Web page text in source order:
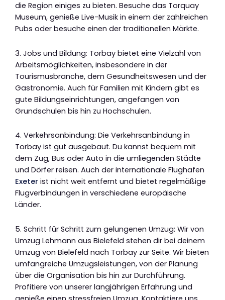
die Region einiges zu bieten. Besuche das Torquay
Museum, genieße Live-Musik in einem der zahlreichen
Pubs oder besuche einen der traditionellen Märkte.
3. Jobs und Bildung: Torbay bietet eine Vielzahl von
Arbeitsmöglichkeiten, insbesondere in der
Tourismusbranche, dem Gesundheitswesen und der
Gastronomie. Auch für Familien mit Kindern gibt es
gute Bildungseinrichtungen, angefangen von
Grundschulen bis hin zu Hochschulen.
4. Verkehrsanbindung: Die Verkehrsanbindung in
Torbay ist gut ausgebaut. Du kannst bequem mit
dem Zug, Bus oder Auto in die umliegenden Städte
und Dörfer reisen. Auch der internationale Flughafen
Exeter ist nicht weit entfernt und bietet regelmäßige
Flugverbindungen in verschiedene europäische
Länder.
5. Schritt für Schritt zum gelungenen Umzug: Wir von
Umzug Lehmann aus Bielefeld stehen dir bei deinem
Umzug von Bielefeld nach Torbay zur Seite. Wir bieten
umfangreiche Umzugsleistungen, von der Planung
über die Organisation bis hin zur Durchführung.
Profitiere von unserer langjährigen Erfahrung und